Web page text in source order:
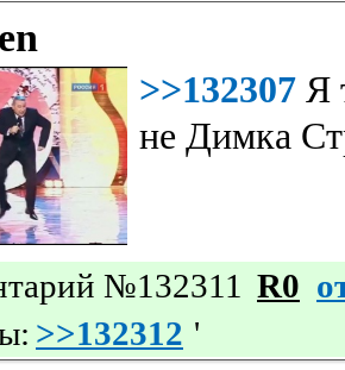
>>132307 Я
не Димка
№132311 R0
>>132312 '